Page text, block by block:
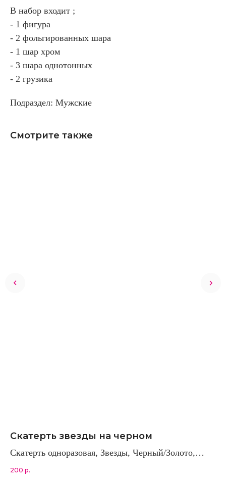
В набор входит ;
- 1 фигура
- 2 фольгированных шара
- 1 шар хром
- 3 шара однотонных
- 2 грузика
Подраздел: Мужские
Смотрите также
Скатерть звезды на черном
Скатерть одноразовая, Звезды, Черный/Золото,
137*274 см, 1 шт.,ТМ Волна Веселья
200 р.